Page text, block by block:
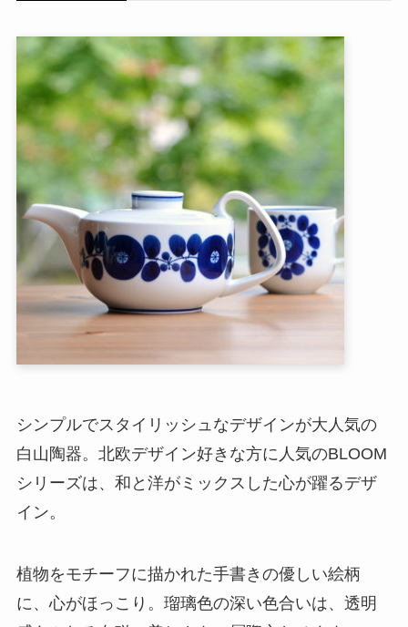
シンプルでスタイリッシュなデザインが大人気の
白山陶器。北欧デザイン好きな方に人気のBLOOM
シリーズは、和と洋がミックスした心が躍るデザ
イン。
植物をモチーフに描かれた手書きの優しい絵柄
に、心がほっこり。瑠璃色の深い色合いは、透明